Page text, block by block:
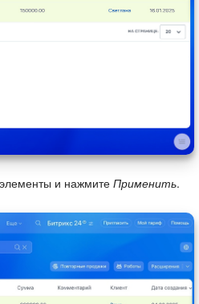
и нажмитеПрименить.